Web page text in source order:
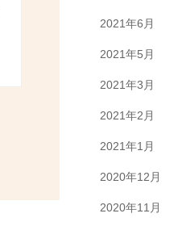
2021年6月
2021年5月
2021年3月
2021年2月
2021年1月
2020年12月
2020年11月